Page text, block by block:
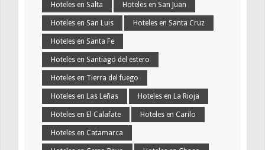
Hoteles en Salta Hoteles en San Juan
Hoteles en San Luis Hoteles en Santa Cruz
Hoteles en Santa Fe
Hoteles en Santiago del estero
Hoteles en Tierra del fuego
Hoteles en Las Leñas Hoteles en La Rioja
Hoteles en El Calafate Hoteles en Carilo
Hoteles en Catamarca